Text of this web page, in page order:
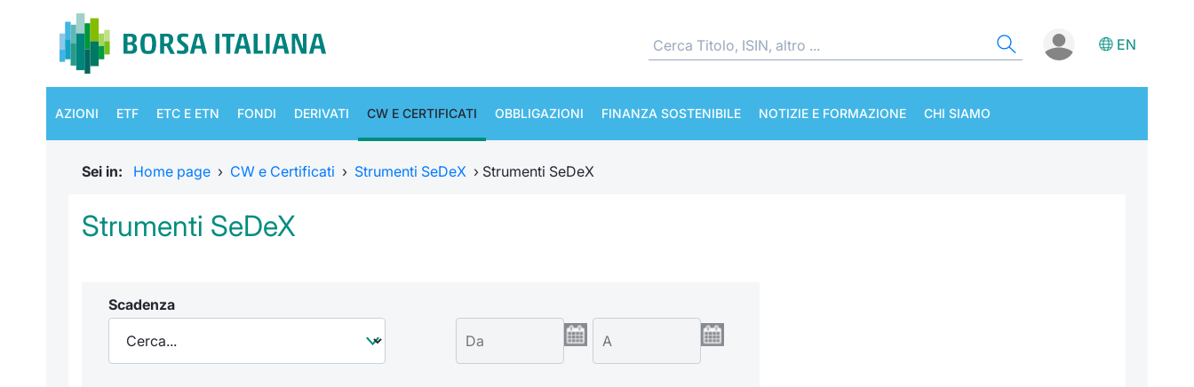
EN
AZIONI ETF ETC E ETN FONDI DERIVATI CW E CERTIFICATI OBBLIGAZIONI FINANZA SOSTENIBILE NOTIZIE E FORMAZIONE CHI SIAMO
Sei in: Home page › CW e Certificati › Strumenti SeDeX › Strumenti SeDeX
Strumenti SeDeX
Scadenza